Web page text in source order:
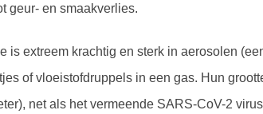
geur- en smaakverlies.
is extreem krachtig en sterk in aerosolen
of vloeistofdruppels in een gas. Hun
net als het vermeende SARS-CoV-2